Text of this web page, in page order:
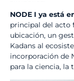
NODE I ya está
principal del acto
ubicación, un
Kadans al
incorporación de
para la ciencia,